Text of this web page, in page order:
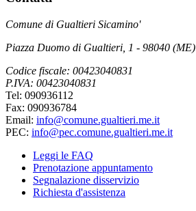
Comune di Gualtieri Sicamino'
Piazza Duomo di Gualtieri, 1 - 98040 (ME)
Codice fiscale: 00423040831
P.IVA: 00423040831
Tel: 090936112
Fax: 090936784
Email: info@comune.gualtieri.me.it
PEC: info@pec.comune.gualtieri.me.it
Leggi le FAQ
Prenotazione appuntamento
Segnalazione disservizio
Richiesta d'assistenza